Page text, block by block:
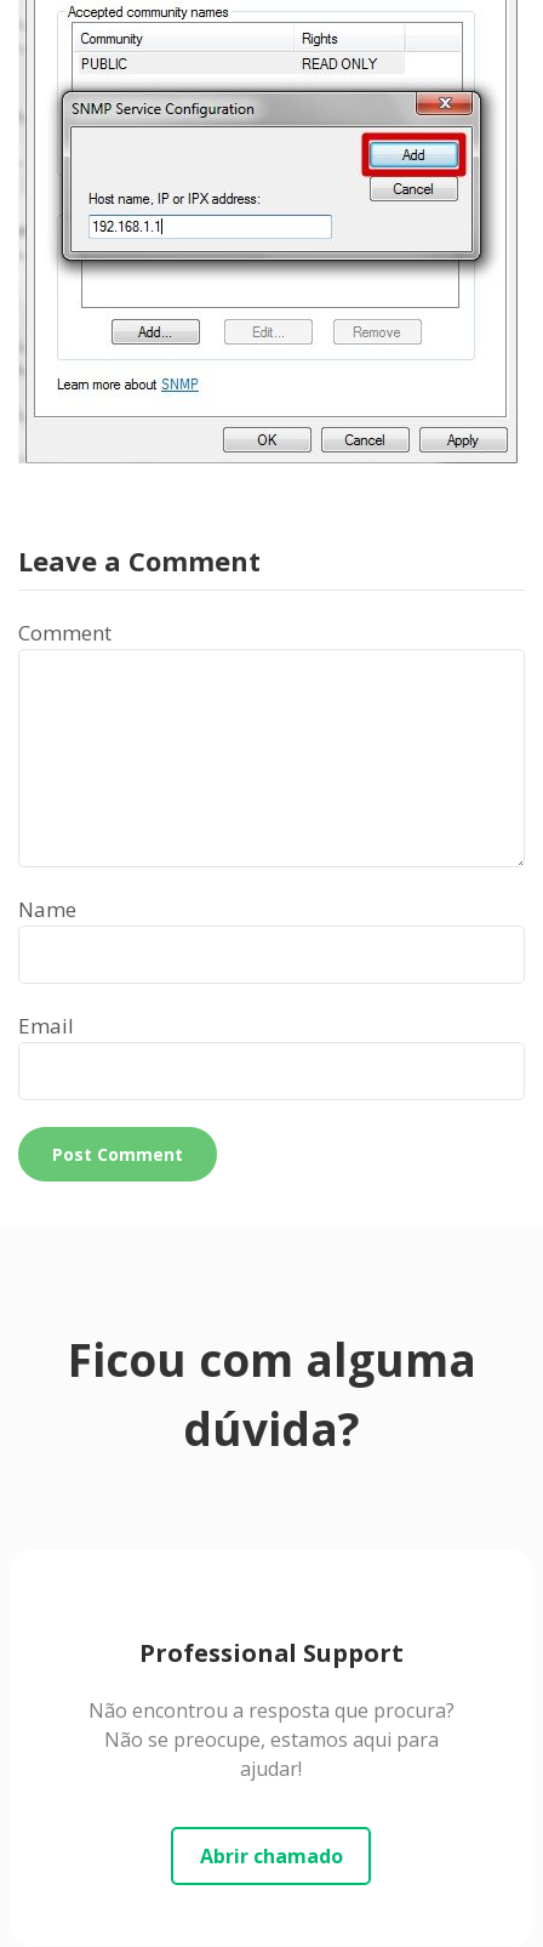
Leave a Comment
Comment
Name
Email
Ficou com alguma
dúvida?
Professional Support
Não encontrou a resposta que procura?
Não se preocupe, estamos aqui para
ajudar!
Abrir chamado